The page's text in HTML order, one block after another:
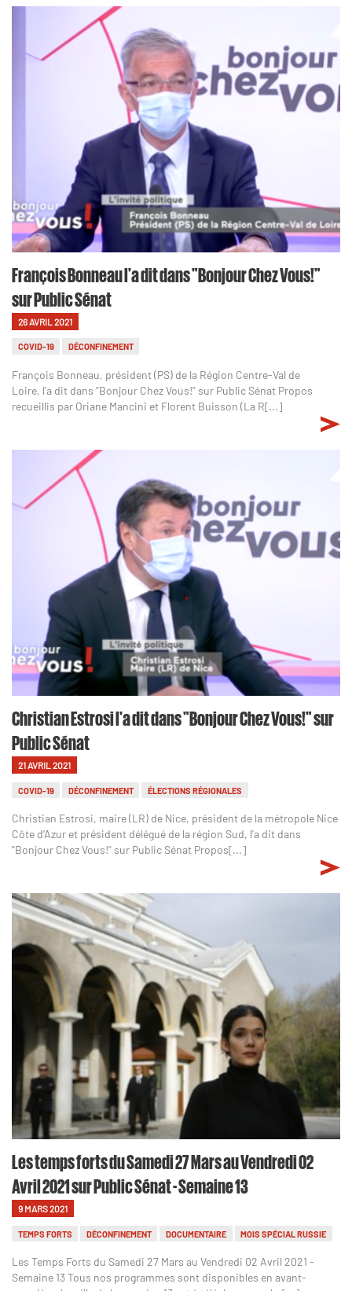
François Bonneau l'a dit dans "Bonjour Chez Vous!"
sur Public Sénat
26 AVRIL 2021
COVID-19 DÉCONFINEMENT
François Bonneau, président (PS) de la Région Centre-Val de
Loire, l'a dit dans "Bonjour Chez Vous!" sur Public Sénat Propos
recueillis par Oriane Mancini et Florent Buisson (La R[...]
Christian Estrosi l'a dit dans "Bonjour Chez Vous!" sur
Public Sénat
21 AVRIL 2021
COVID-19 DÉCONFINEMENT ÉLECTIONS RÉGIONALES
Christian Estrosi, maire (LR) de Nice, président de la métropole Nice
Côte d’Azur et président délégué de la région Sud, l'a dit dans
"Bonjour Chez Vous!" sur Public Sénat Propos[...]
Les temps forts du Samedi 27 Mars au Vendredi 02
Avril 2021 sur Public Sénat - Semaine 13
9 MARS 2021
TEMPS FORTS DÉCONFINEMENT DOCUMENTAIRE MOIS SPÉCIAL RUSSIE
Les Temps Forts du Samedi 27 Mars au Vendredi 02 Avril 2021 -
Semaine 13 Tous nos programmes sont disponibles en avant-